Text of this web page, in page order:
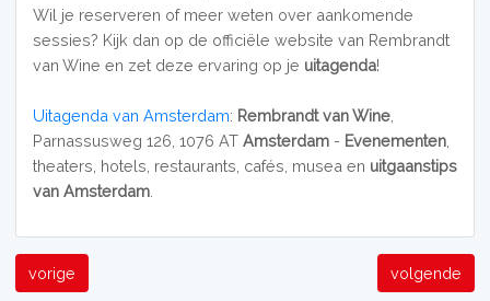
Wil je reserveren of meer weten over aankomende
sessies? Kijk dan op de officiële website van Rembrandt
van Wine en zet deze ervaring op je uitagenda!
Uitagenda van Amsterdam: Rembrandt van Wine,
Parnassusweg 126, 1076 AT Amsterdam- Evenementen,
theaters, hotels, restaurants, cafés, musea en uitgaanstips
van Amsterdam.
vorige volgende